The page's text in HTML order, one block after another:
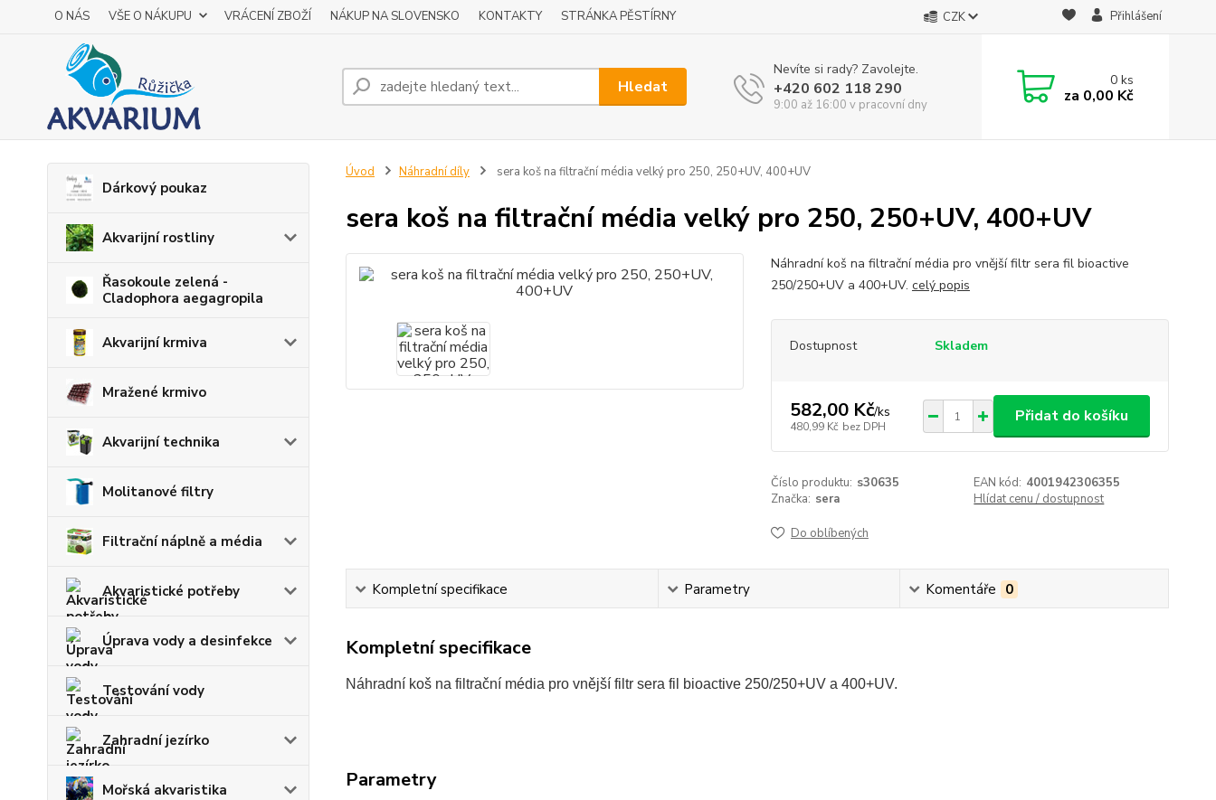
O NÁS VŠE O NÁKUPU VRÁCENÍ ZBOŽÍ NÁKUP NA SLOVENSKO KONTAKTY STRÁNKA PĚSTÍRNY CZK Přihlášení
Hledat
Nevíte si rady? Zavolejte.
+420 602 118 290
9:00 až 16:00 v pracovní dny
0ks
za 0,00 Kč
Dárkový poukaz
Akvarijní rostliny
Řasokoule zelená -
Cladophora aegagropila
Akvarijní krmiva
Mražené krmivo
Akvarijní technika
Molitanové filtry
Filtrační náplně a média
Akvaristické potřeby
Úprava vody a desinfekce
Testování vody
Zahradní jezírko
Mořská akvaristika
Úvod Náhradní díly sera koš na filtrační média velký pro 250, 250+UV, 400+UV
sera koš na filtrační média velký pro 250, 250+UV, 400+UV
Náhradní koš na filtrační média pro vnější filtr sera fil bioactive
250/250+UV a 400+UV. celý popis
Dostupnost Skladem
582,00 Kč/ks
480,99 Kč bez DPH
Přidat do košíku
Číslo produktu: s30635 EAN kód: 4001942306355
Značka: sera Hlídat cenu / dostupnost
Do oblíbených
Kompletní specifikace Parametry Komentáře 0
Kompletní specifikace
Náhradní koš na filtrační média pro vnější filtr sera fil bioactive 250/250+UV a 400+UV.
Parametry